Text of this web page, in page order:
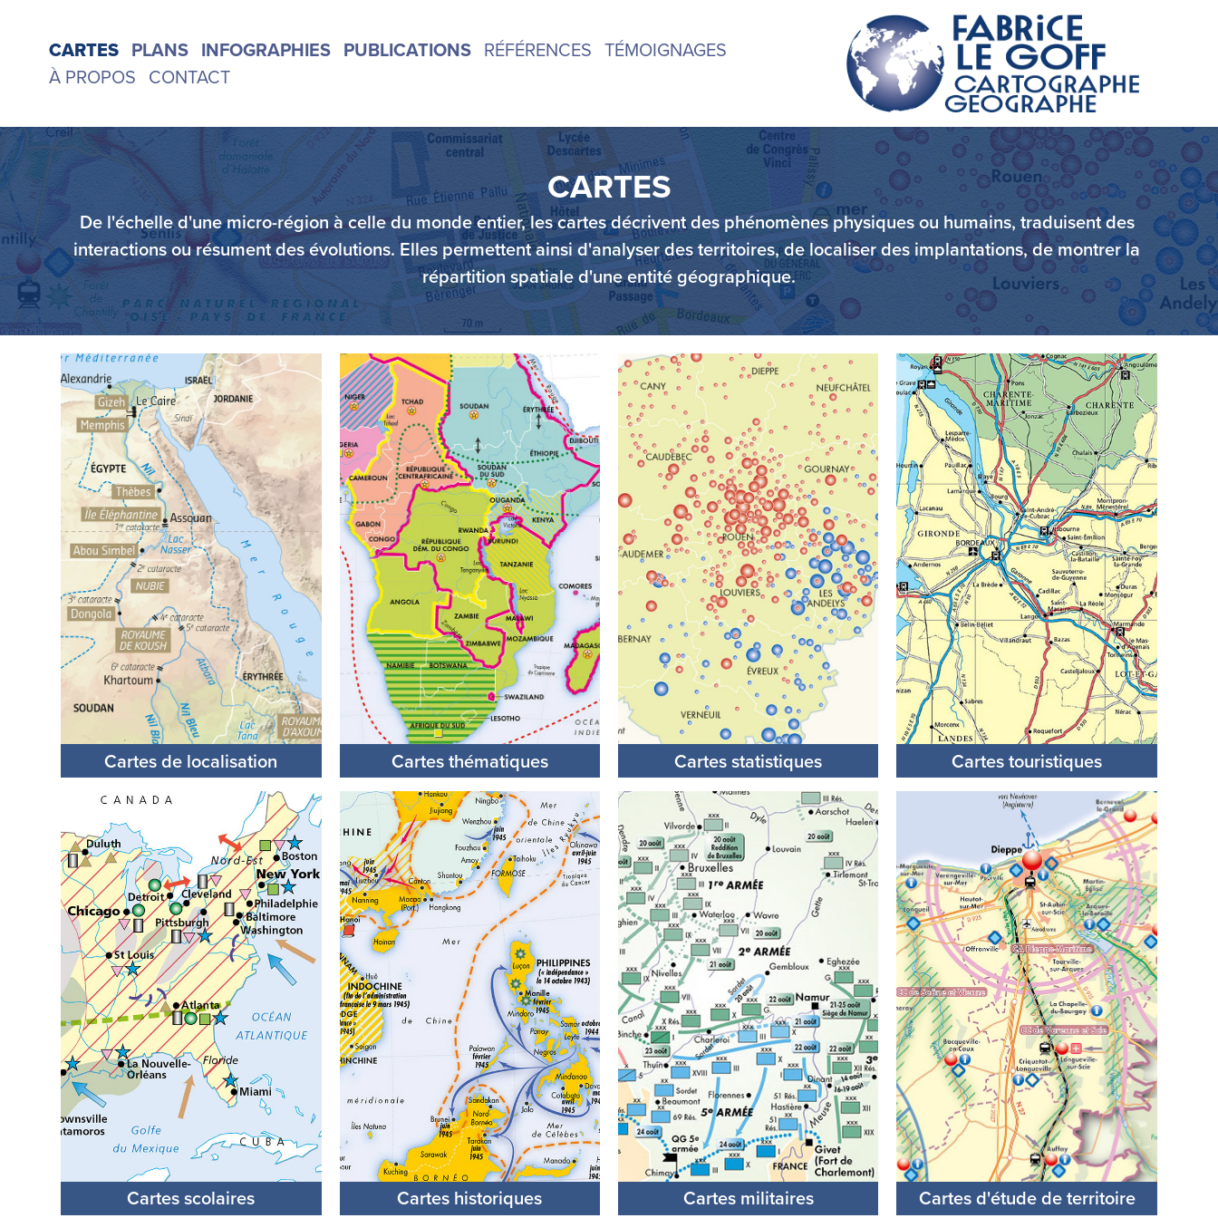
CARTES PLANS INFOGRAPHIES PUBLICATIONS RÉFÉRENCES TÉMOIGNAGES
À PROPOS CONTACT
CARTES
De l'échelle d'une micro-région à celle du monde entier, les cartes décrivent des phénomènes physiques ou humains, traduisent des
interactions ou résument des évolutions. Elles permettent ainsi d'analyser des territoires, de localiser des implantations, de montrer la
répartition spatiale d'une entité géographique.
CARTES
De l'échelle d'une micro-région à celle du monde entier, les cartes décrivent des phénomènes physiques ou humains, traduisent des
interactions ou résument des évolutions. Elles permettent ainsi d'analyser des territoires, de localiser des implantations, de montrer la
répartition spatiale d'une entité géographique.
Cartes de localisation Cartes thématiques Cartes statistiques Cartes touristiques
Cartes scolaires Cartes historiques Cartes militaires Cartes d'étude de territoire